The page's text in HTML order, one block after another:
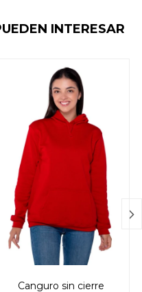
INTERESAR
Canguro sin cierre
